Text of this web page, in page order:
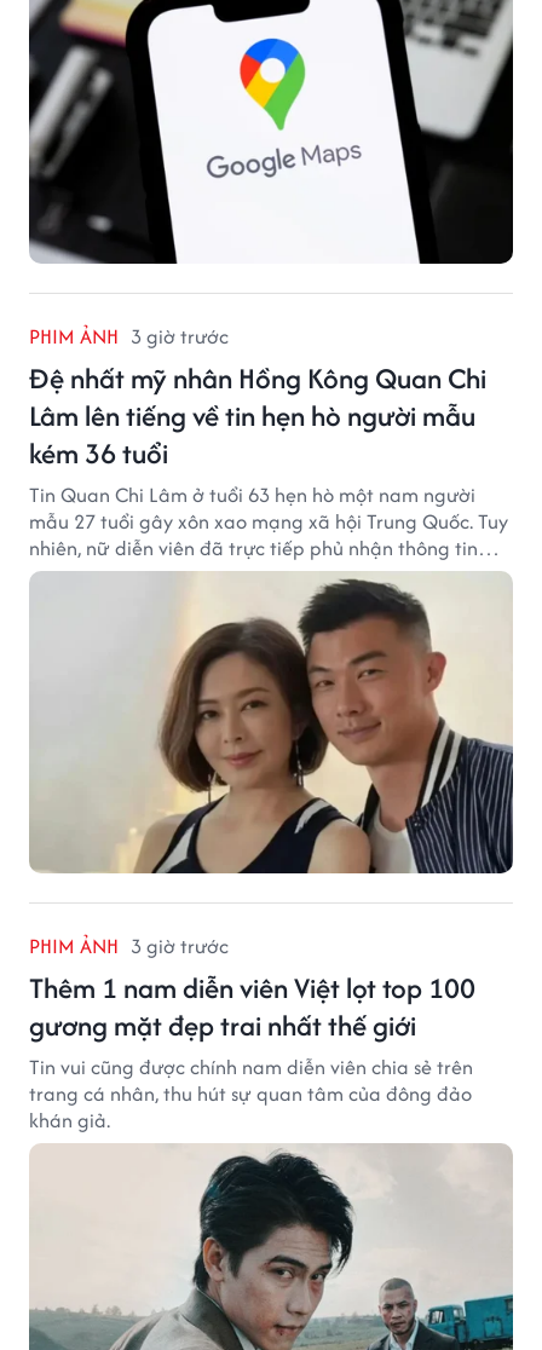
PHIM ẢNH 3 giờ trước
Đệ nhất mỹ nhân Hồng Kông Quan Chi
Lâm lên tiếng về tin hẹn hò người mẫu
kém 36 tuổi
Tin Quan Chi Lâm ở tuổi 63 hẹn hò một nam người
mẫu 27 tuổi gây xôn xao mạng xã hội Trung Quốc. Tuy
nhiên, nữ diễn viên đã trực tiếp phủ nhận thông tin
này.
PHIM ẢNH 3 giờ trước
Thêm 1 nam diễn viên Việt lọt top 100
gương mặt đẹp trai nhất thế giới
Tin vui cũng được chính nam diễn viên chia sẻ trên
trang cá nhân, thu hút sự quan tâm của đông đảo
khán giả.